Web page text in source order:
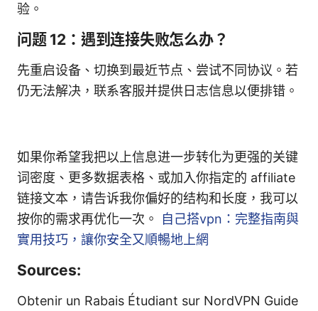
验。
问题 12：遇到连接失败怎么办？
先重启设备、切换到最近节点、尝试不同协议。若
仍无法解决，联系客服并提供日志信息以便排错。
如果你希望我把以上信息进一步转化为更强的关键
词密度、更多数据表格、或加入你指定的 affiliate
链接文本，请告诉我你偏好的结构和长度，我可以
按你的需求再优化一次。
自己搭vpn：完整指南與
實用技巧，讓你安全又順暢地上網
Sources:
Obtenir un Rabais Étudiant sur NordVPN Guide